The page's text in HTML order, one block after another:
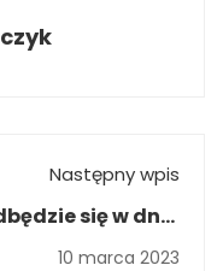
Następny wpis
się w dniu
14 marca 2023r. o
10 marca 2023